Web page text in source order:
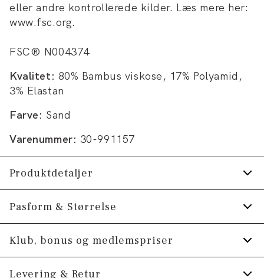
eller andre kontrollerede kilder. Læs mere her:
www.fsc.org.
FSC® N004374
Kvalitet: 80% Bambus viskose, 17% Polyamid,
3% Elastan
Farve: Sand
Varenummer: 30-991157
Produktdetaljer
Lavet i bambusviskose, som gør strømperne
temperaturregulerende og super bløde.
Certificeret med OEKO-TEX® STANDARD
100.
Findes i én størrelse.
Pasform & Størrelse
Størrelsesguide
Klub, bonus og medlemspriser
Tilmeld dig Klub Tøjeksperten helt gratis.
Levering & Retur